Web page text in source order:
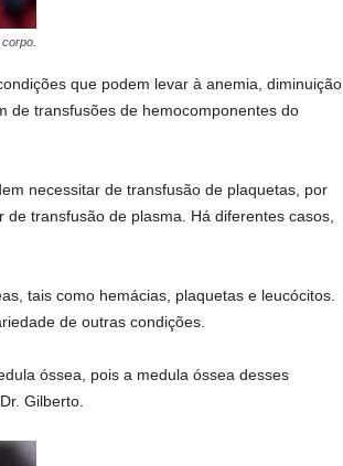
que podem levar à anemia, diminuição
de transfusões de hemocomponentes do
necessitar de transfusão de plaquetas, por
transfusão de plasma. Há diferentes casos,
tais como hemácias, plaquetas e leucócitos.
de outras condições.
óssea, pois a medula óssea desses
Gilberto.